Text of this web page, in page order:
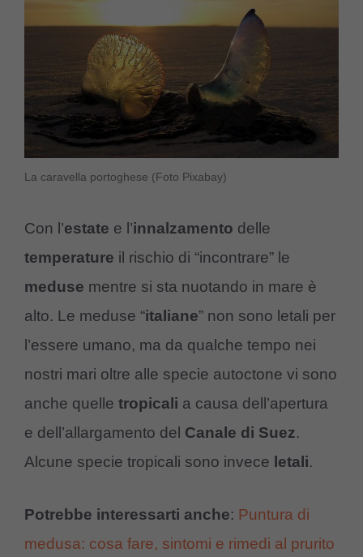
La caravella portoghese (Foto Pixabay)
Con l’estate e l’innalzamento delle
temperature il rischio di “incontrare” le
meduse mentre si sta nuotando in mare è
alto. Le meduse “italiane” non sono letali per
l’essere umano, ma da qualche tempo nei
nostri mari oltre alle specie autoctone vi sono
anche quelle tropicali a causa dell’apertura
e dell’allargamento del Canale di Suez.
Alcune specie tropicali sono invece letali.
Potrebbe interessarti anche: Puntura di
medusa: cosa fare, sintomi e rimedi al prurito